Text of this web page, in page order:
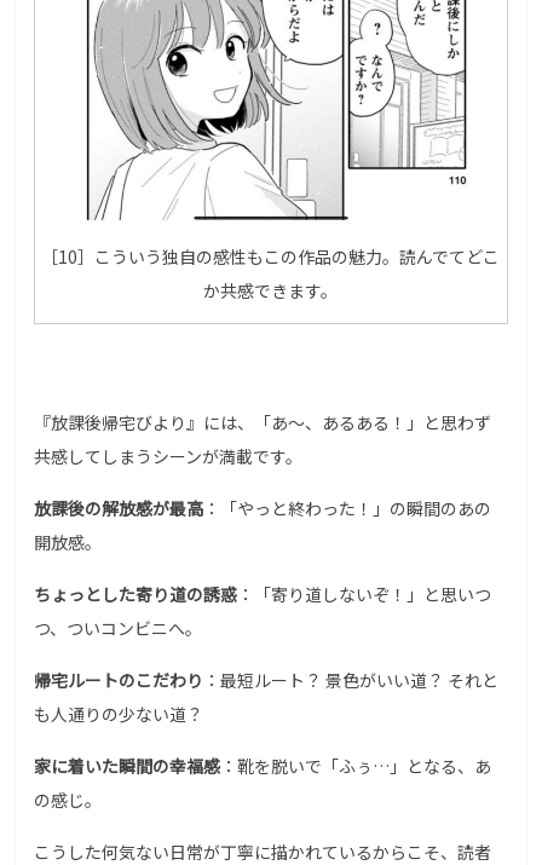
［10］こういう独自の感性もこの作品の魅力。読んでてどこ
か共感できます。
『放課後帰宅びより』には、「あ〜、あるある！」と思わず
共感してしまうシーンが満載です。
放課後の解放感が最高 ：「やっと終わった！」の瞬間のあの
開放感。
ちょっとした寄り道の誘惑 ：「寄り道しないぞ！」と思いつ
つ、ついコンビニへ。
帰宅ルートのこだわり ：最短ルート？ 景色がいい道？ それと
も人通りの少ない道？
家に着いた瞬間の幸福感：靴を脱いで「ふぅ…」となる、あ
の感じ。
こうした何気ない日常が丁寧に描かれているからこそ、読者